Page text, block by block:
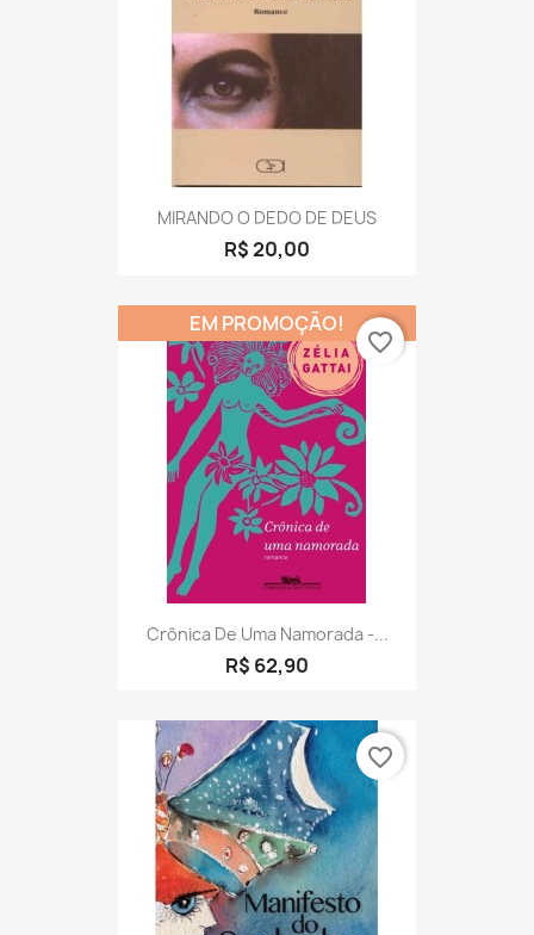
MIRANDO O DEDO DE DEUS
R$ 20,00
Crônica De Uma Namorada -...
R$ 62,90
EM PROMOÇÃO!
favorite_border
favorite_border